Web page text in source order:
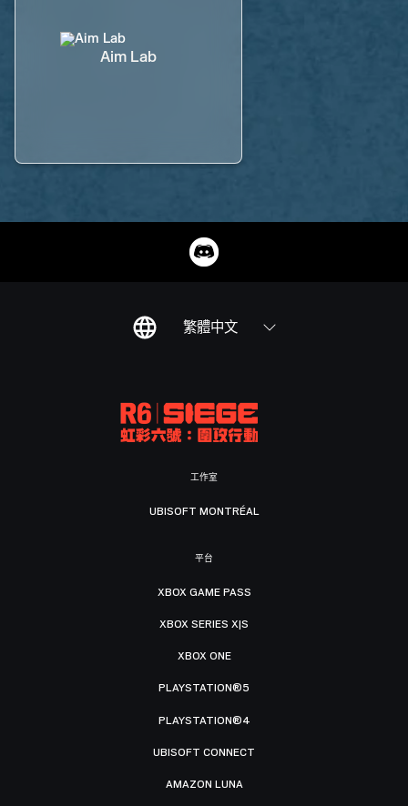
Aim Lab
繁體中文
工作室
UBISOFT MONTRÉAL
平台
XBOX GAME PASS
XBOX SERIES X|S
XBOX ONE
PLAYSTATION®5
PLAYSTATION®4
UBISOFT CONNECT
AMAZON LUNA